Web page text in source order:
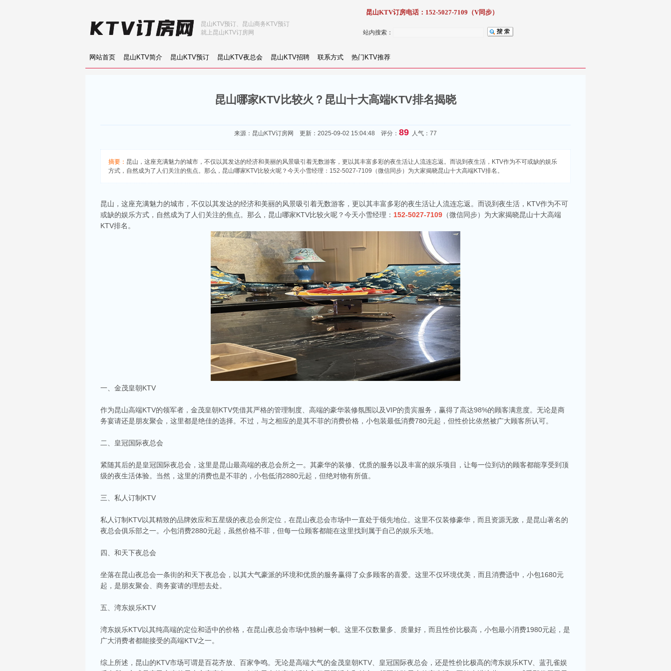
站内搜索：
网站首页 昆山KTV简介 昆山KTV预订 昆山KTV夜总会 昆山KTV招聘 联系方式 热门KTV推荐
昆山KTV预订、昆山商务KTV预订
就上昆山KTV订房网
昆山KTV订房电话：152-5027-7109（V同步）
昆山ktv夜场哪里好玩-昆山八大便宜好玩的商务ktv会所排名
响，给你带来无与伦比的视听享受。这里还提供多种酒水和小吃，确保你和朋友的聚会充满乐趣。
昆山ktv哪个比较好-昆山八大比较好的ktv娱乐会所推荐
让我们一起来看看，昆山有哪些比较好的KTV娱乐会所，给你带来无与伦比的唱歌体验。
昆山哪家KTV比较火？昆山十大高端KTV排名揭晓
来源： 昆山KTV订房网 更新：2025-09-02 15:04:48 评分： 89 人气：77
摘要： 昆山，这座充满魅力的城市，不仅以其发达的经济和美丽的风景吸引着无数游客，更以其丰富多彩的夜生活让人流连忘返。而说到夜生活，KTV作为不可或缺的娱乐
方式，自然成为了人们关注的焦点。那么，昆山哪家KTV比较火呢？今天小雪经理：152-5027-7109（微信同步）为大家揭晓昆山十大高端KTV排名。
昆山，这座充满魅力的城市，不仅以其发达的经济和美丽的风景吸引着无数游客，更以其丰富多彩的夜生活让人流连忘返。而说到夜生活，KTV作为不可
或缺的娱乐方式，自然成为了人们关注的焦点。那么，昆山哪家KTV比较火呢？今天小雪经理： 152-5027-7109 （微信同步）为大家揭晓昆山十大高端
KTV排名。
一、金茂皇朝KTV
作为昆山高端KTV的领军者，金茂皇朝KTV凭借其严格的管理制度、高端的豪华装修氛围以及VIP的贵宾服务，赢得了高达98%的顾客满意度。无论是商
务宴请还是朋友聚会，这里都是绝佳的选择。不过，与之相应的是其不菲的消费价格，小包装最低消费780元起，但性价比依然被广大顾客所认可。
二、皇冠国际夜总会
紧随其后的是皇冠国际夜总会，这里是昆山最高端的夜总会所之一。其豪华的装修、优质的服务以及丰富的娱乐项目，让每一位到访的顾客都能享受到顶
级的夜生活体验。当然，这里的消费也是不菲的，小包低消2880元起，但绝对物有所值。
三、私人订制KTV
私人订制KTV以其精致的品牌效应和五星级的夜总会所定位，在昆山夜总会市场中一直处于领先地位。这里不仅装修豪华，而且资源无敌，是昆山著名的
夜总会俱乐部之一。小包消费2880元起，虽然价格不菲，但每一位顾客都能在这里找到属于自己的娱乐天地。
四、和天下夜总会
坐落在昆山夜总会一条街的和天下夜总会，以其大气豪派的环境和优质的服务赢得了众多顾客的喜爱。这里不仅环境优美，而且消费适中，小包1680元
起，是朋友聚会、商务宴请的理想去处。
五、湾东娱乐KTV
湾东娱乐KTV以其纯高端的定位和适中的价格，在昆山夜总会市场中独树一帜。这里不仅数量多、质量好，而且性价比极高，小包最小消费1980元起，是
广大消费者都能接受的高端KTV之一。
综上所述，昆山的KTV市场可谓是百花齐放、百家争鸣。无论是高端大气的金茂皇朝KTV、皇冠国际夜总会，还是性价比极高的湾东娱乐KTV、蓝孔雀娱